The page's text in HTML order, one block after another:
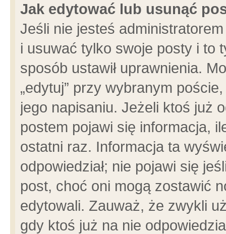
Jak edytować lub usunąć
Jeśli nie jesteś
i usuwać tylko swoje posty i to
sposób ustawił uprawnienia.
„edytuj” przy wybranym
jego napisaniu. Jeżeli ktoś już
postem pojawi się informacja,
ostatni raz. Informacja ta
odpowiedział; nie pojawi się
post, choć oni mogą zostawić
edytowali. Zauważ, że zwykli
gdy ktoś już na nie